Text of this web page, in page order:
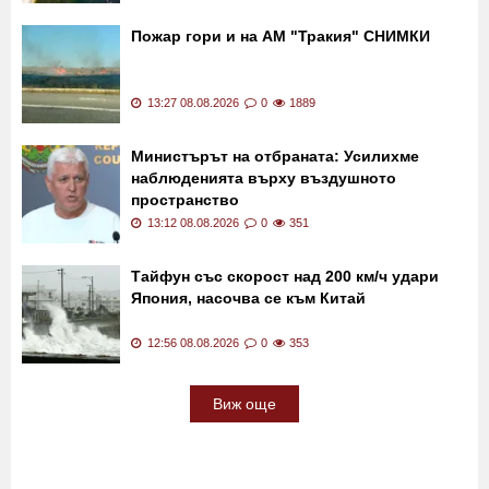
Пожар гори и на АМ "Тракия" СНИМКИ
13:27 08.08.2026 0 1889
Министърът на отбраната: Усилихме
наблюденията върху въздушното
пространство
13:12 08.08.2026 0 351
Тайфун със скорост над 200 км/ч удари
Япония, насочва се към Китай
12:56 08.08.2026 0 353
Виж още